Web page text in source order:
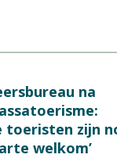
na
toeristen zijn
welkom’